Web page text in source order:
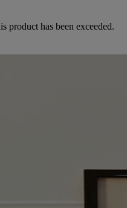
product has been exceeded.